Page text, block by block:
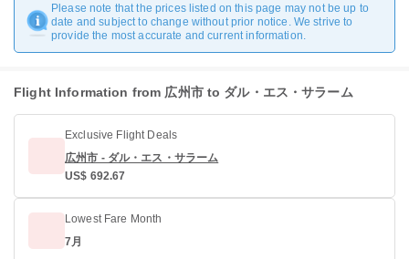
Please note that the prices listed on this page may not be up to
date and subject to change without prior notice. We strive to
provide the most accurate and current information.
Flight Information from 広州市 to ダル・エス・サラーム
Exclusive Flight Deals
広州市 - ダル・エス・サラーム
US$ 692.67
Lowest Fare Month
7月